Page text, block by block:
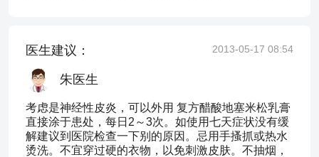
医生建议： 2013-05-17 08:54
朱医生
考虑是神经性皮炎，可以外用 复方醋酸地塞米松乳膏
直接涂于患处，每日2～3次。如使用七天症状没有缓
解建议到医院检查一下别的原因。忌用手搔抓或热水
烫洗。不宜穿过硬的衣物，以免刺激皮肤。不抽烟，